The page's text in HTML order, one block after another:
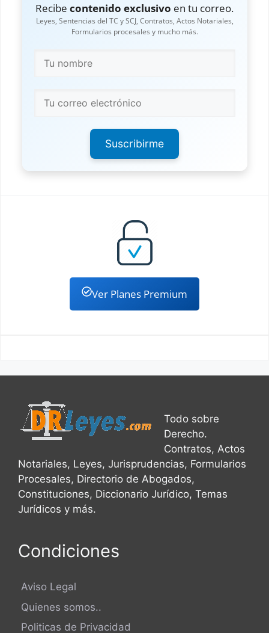
Recibe contenido exclusivo en tu correo.
Leyes, Sentencias del TC y SCJ, Contratos, Actos Notariales,
Formularios procesales y mucho más.
Suscribirme
Ver Planes Premium
Todo sobre
Derecho.
Contratos, Actos
Notariales, Leyes, Jurisprudencias, Formularios
Procesales, Directorio de Abogados,
Constituciones, Diccionario Jurídico, Temas
Jurídicos y más.
Condiciones
Aviso Legal
Quienes somos..
Politicas de Privacidad